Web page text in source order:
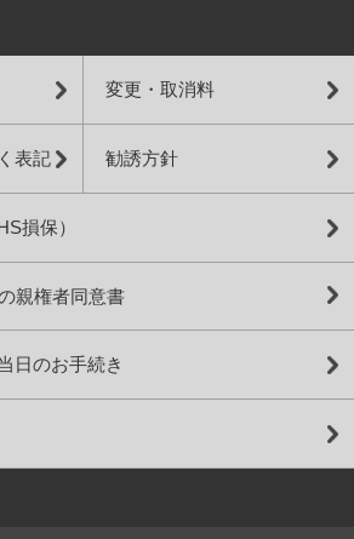
変更・取消料
表記 勧誘方針
損保）
親権者同意書
日のお手続き